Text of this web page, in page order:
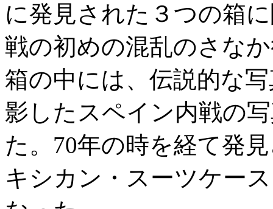
に発見された３つの箱
戦の初めの混乱のさな
箱の中には、伝説的な
影したスペイン内戦の
た。70年の時を経て発
キシカン・スーツケー